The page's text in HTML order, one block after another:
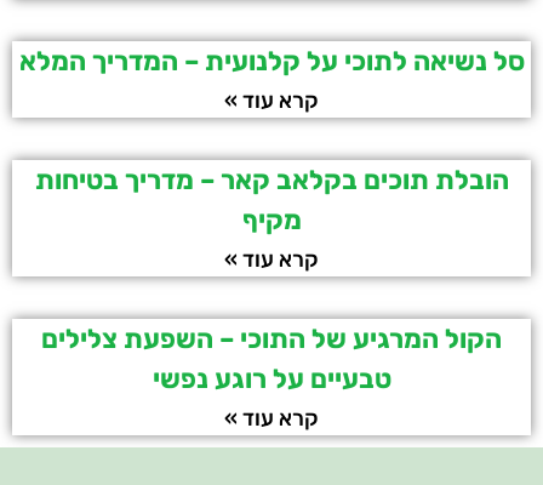
סל נשיאה לתוכי על קלנועית – המדריך המלא
קרא עוד »
הובלת תוכים בקלאב קאר – מדריך בטיחות
מקיף
קרא עוד »
הקול המרגיע של התוכי – השפעת צלילים
טבעיים על רוגע נפשי
קרא עוד »